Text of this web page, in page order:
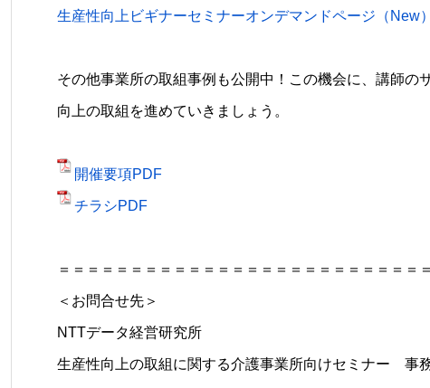
生産性向上ビギナーセミナーオンデマンドページ（New）
その他事業所の取組事例も公開中！この機会に、講師の
向上の取組を進めていきましょう。
開催要項PDF
チラシPDF
＝＝＝＝＝＝＝＝＝＝＝＝＝＝＝＝＝＝＝＝＝＝＝＝＝
＜お問合せ先＞
NTTデータ経営研究所
生産性向上の取組に関する介護事業所向けセミナー 事